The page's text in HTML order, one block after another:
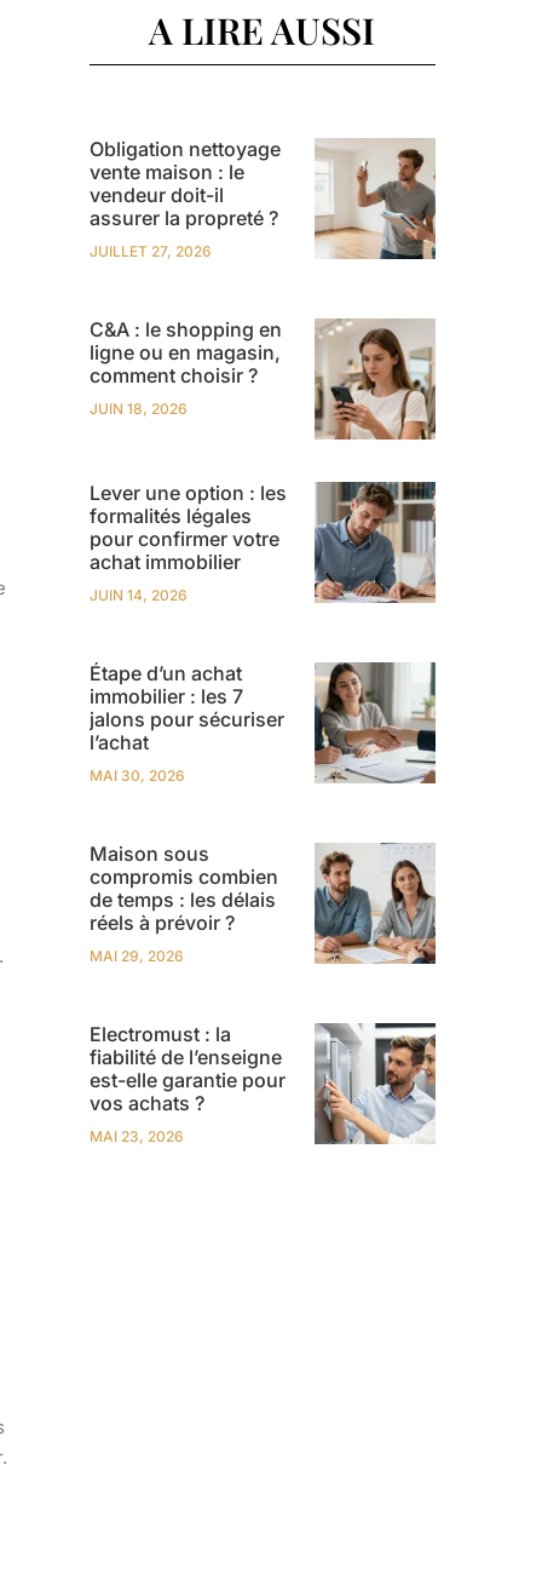
A LIRE AUSSI
Obligation nettoyage
vente maison : le
vendeur doit-il
assurer la propreté ?
JUILLET 27, 2026
C&A : le shopping en
ligne ou en magasin,
comment choisir ?
JUIN 18, 2026
Lever une option : les
formalités légales
pour confirmer votre
achat immobilier
JUIN 14, 2026
Étape d’un achat
immobilier : les 7
jalons pour sécuriser
l’achat
MAI 30, 2026
Maison sous
compromis combien
de temps : les délais
réels à prévoir ?
MAI 29, 2026
Electromust : la
fiabilité de l’enseigne
est-elle garantie pour
vos achats ?
MAI 23, 2026